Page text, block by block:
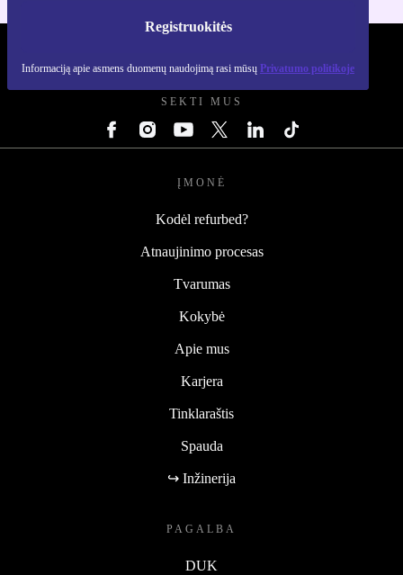
Registruokitės
Informaciją apie asmens duomenų naudojimą rasi mūsų Privatumo politikoje
SEKTI MUS
ĮMONĖ
Kodėl refurbed?
Atnaujinimo procesas
Tvarumas
Kokybė
Apie mus
Karjera
Tinklaraštis
Spauda
↪ Inžinerija
PAGALBA
DUK